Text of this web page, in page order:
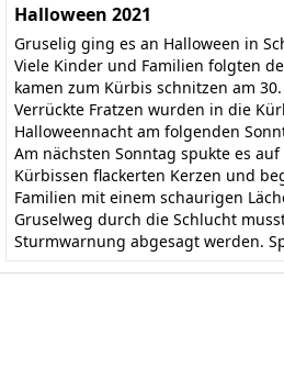
Halloween 2021
Gruselig ging es an Halloween in
Viele Kinder und Familien folgten
kamen zum Kürbis schnitzen am
Verrückte Fratzen wurden in die
Halloweennacht am folgenden
Am nächsten Sonntag spukte es
Kürbissen flackerten Kerzen und
Familien mit einem schaurigen
Gruselweg durch die Schlucht
Sturmwarnung abgesagt werden.